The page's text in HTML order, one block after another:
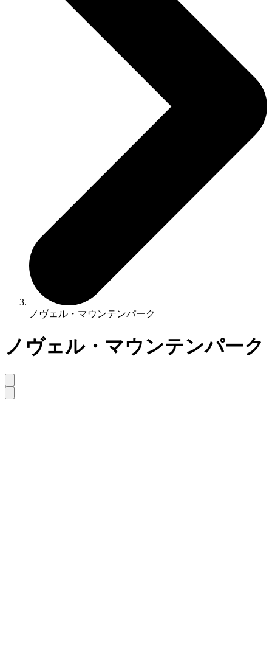
ノヴェル・マウンテンパーク
ノヴェル・マウンテンパーク